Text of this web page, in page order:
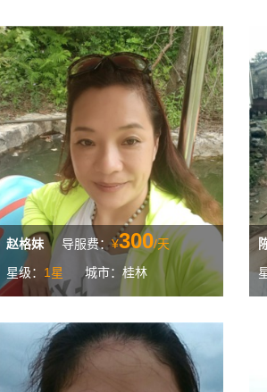
赵格妹 导服费：¥300/天
星级： 1星 城市：桂林